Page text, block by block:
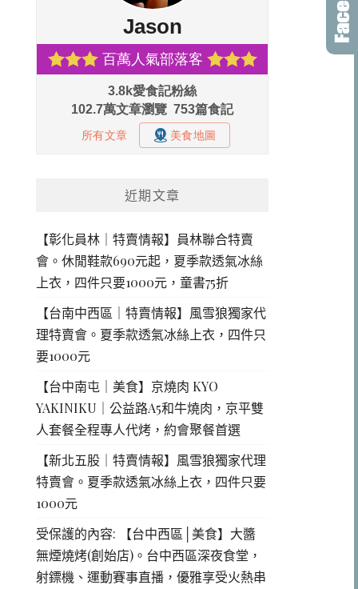
近期文章
【彰化員林｜特賣情報】員林聯合特賣
會。休閒鞋款690元起，夏季款透氣冰絲
上衣，四件只要1000元，童書75折
【台南中西區｜特賣情報】風雪狼獨家代
理特賣會。夏季款透氣冰絲上衣，四件只
要1000元
【台中南屯｜美食】京燒肉 KYO
YAKINIKU｜公益路A5和牛燒肉，京平雙
人套餐全程專人代烤，約會聚餐首選
【新北五股｜特賣情報】風雪狼獨家代理
特賣會。夏季款透氣冰絲上衣，四件只要
1000元
受保護的內容: 【台中西區│美食】大醬
無煙燒烤(創始店)。台中西區深夜食堂，
射鏢機、運動賽事直播，優雅享受火熱串